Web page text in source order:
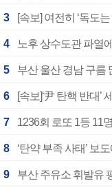
3
4 노후 상수도관 파열
5
6 [속보]‘尹 탄핵 반대’
7 1236회 로또 1등 11
8
9 부산 주유소 휘발유